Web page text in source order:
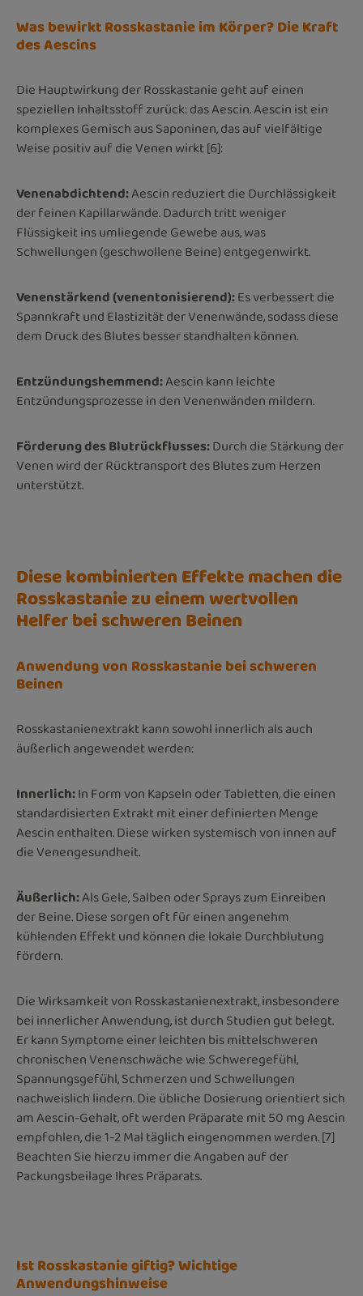
Was bewirkt Rosskastanie im Körper? Die Kraft
des Aescins
Die Hauptwirkung der Rosskastanie geht auf einen
speziellen Inhaltsstoff zurück: das Aescin. Aescin ist ein
komplexes Gemisch aus Saponinen, das auf vielfältige
Weise positiv auf die Venen wirkt [6]:
Venenabdichtend:Aescin reduziert die Durchlässigkeit
der feinen Kapillarwände. Dadurch tritt weniger
Flüssigkeit ins umliegende Gewebe aus, was
Schwellungen (geschwollene Beine) entgegenwirkt.
Venenstärkend (venentonisierend):Es verbessert die
Spannkraft und Elastizität der Venenwände, sodass diese
dem Druck des Blutes besser standhalten können.
Entzündungshemmend:Aescin kann leichte
Entzündungsprozesse in den Venenwänden mildern.
Förderung des Blutrückflusses:Durch die Stärkung der
Venen wird der Rücktransport des Blutes zum Herzen
unterstützt.
Diese kombinierten Effekte machen die
Rosskastanie zu einem wertvollen
Helfer bei schweren Beinen
Anwendung von Rosskastanie bei schweren
Beinen
Rosskastanienextrakt kann sowohl innerlich als auch
äußerlich angewendet werden:
Innerlich:In Form von Kapseln oder Tabletten, die einen
standardisierten Extrakt mit einer definierten Menge
Aescin enthalten. Diese wirken systemisch von innen auf
die Venengesundheit.
Äußerlich:Als Gele, Salben oder Sprays zum Einreiben
der Beine. Diese sorgen oft für einen angenehm
kühlenden Effekt und können die lokale Durchblutung
fördern.
Die Wirksamkeit von Rosskastanienextrakt, insbesondere
bei innerlicher Anwendung, ist durch Studien gut belegt.
Er kann Symptome einer leichten bis mittelschweren
chronischen Venenschwäche wie Schweregefühl,
Spannungsgefühl, Schmerzen und Schwellungen
nachweislich lindern. Die übliche Dosierung orientiert sich
am Aescin-Gehalt, oft werden Präparate mit 50 mg Aescin
empfohlen, die 1-2 Mal täglich eingenommen werden. [7]
Beachten Sie hierzu immer die Angaben auf der
Packungsbeilage Ihres Präparats.
Ist Rosskastanie giftig? Wichtige
Anwendungshinweise